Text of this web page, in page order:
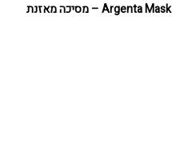
Argenta Mask – מסיכה מאזנת